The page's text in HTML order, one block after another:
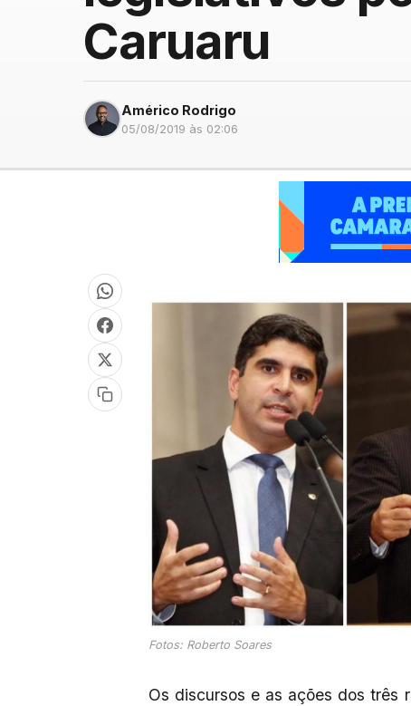
Caruaru
Américo Rodrigo
05/08/2019 às 02:06
Fotos: Roberto Soares
Os discursos e as ações dos três